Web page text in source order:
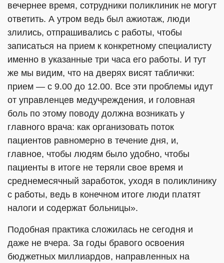
вечернее время, сотрудники поликлиник не могут
ответить. А утром ведь был ажиотаж, люди
злились, отпрашивались с работы, чтобы
записаться на прием к конкретному специалисту
именно в указанные три часа его работы. И тут
же мы видим, что на дверях висят таблички:
прием — с 9.00 до 12.00. Все эти проблемы идут
от управленцев медучреждения, и головная
боль по этому поводу должна возникать у
главного врача: как организовать поток
пациентов равномерно в течение дня, и,
главное, чтобы людям было удобно, чтобы
пациенты в итоге не теряли свое время и
среднемесячный заработок, уходя в поликлинику
с работы, ведь в конечном итоге люди платят
налоги и содержат больницы».
Подобная практика сложилась не сегодня и
даже не вчера. За годы бравого освоения
бюджетных миллиардов, направленных на